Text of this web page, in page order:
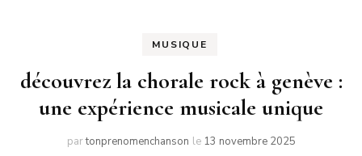
MUSIQUE
découvrez la chorale rock à genève :
une expérience musicale unique
partonprenomenchanson le 13 novembre 2025